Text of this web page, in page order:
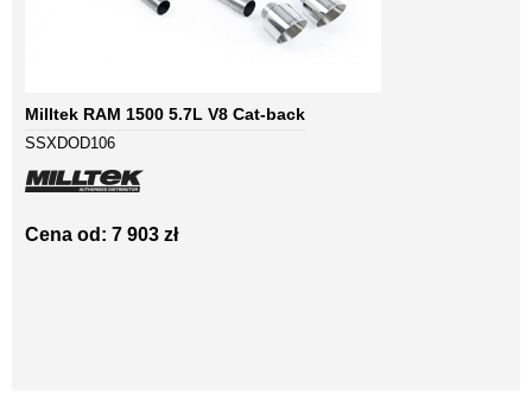
Milltek RAM 1500 5.7L V8 Cat-back
SSXDOD106
Cena od: 7 903 zł